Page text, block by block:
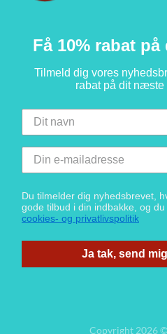
Få 10% rabat
Tilmeld dig vores
rabat på dit næste
Du tilmelder dig nyhedsbrevet,
gode tilbud i din indbakke, og
cookies- og privatlivspolitik
Ja tak, send
Copyright 2026 ©